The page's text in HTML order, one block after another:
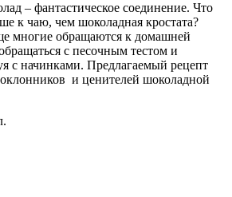
– фантастическое соединение. Что
к чаю, чем шоколадная кростата?
многие обращаются к домашней
с песочным тестом и
с начинками. Предлагаемый рецепт
и ценителей шоколадной